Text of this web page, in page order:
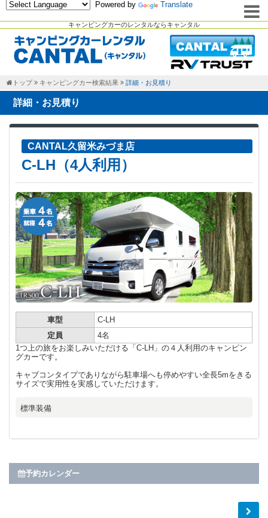
キャンピングカーのレンタルならキャンタル
Powered by Translate
トップ キャンピングカー検索結果 詳細・お見積り
詳細・お見積り
CANTAL久留米みづま店
C-LH（4人利用）
車型
C-LH
定員
4名
1つ上の旅をお楽しみいただける「C-LH」の４人利用のキャンピン
グカーです。
キャブコンタイプでありながら駐車場へも停めやすい全長5mをきる
サイズで実用性を実感していただけます。
標準装備
予約カレンダー